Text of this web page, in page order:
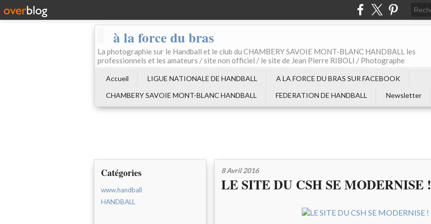
à la force du bras
La photographie sur le Handball et le club du CHAMBERY SAVOIE MONT-BLANC HANDBALL les
professionnels et les amateurs / site non officiel / le site de Jean Pierre RIBOLI / Photographe
Accueil LIGUE NATIONALE DE HANDBALL
A LA FORCE DU BRAS SUR FACEBOOK
CHAMBERY SAVOIE MONT-BLANC HANDBALL
FEDERATION DE HANDBALL Newsletter
Catégories
www.handball
HANDBALL
8 Avril 2016
LE SITE DU CSH SE MODERNISE !